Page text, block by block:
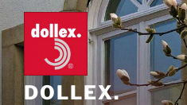
Zum
Inhalt
springen
DOLLEX.